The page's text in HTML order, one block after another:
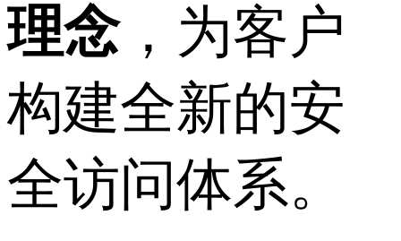
理念，为客户
构建全新的安
全访问体系。